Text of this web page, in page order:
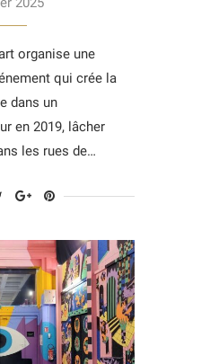
organise une
qui crée la
dans un
en 2019, lâcher
les rues de…